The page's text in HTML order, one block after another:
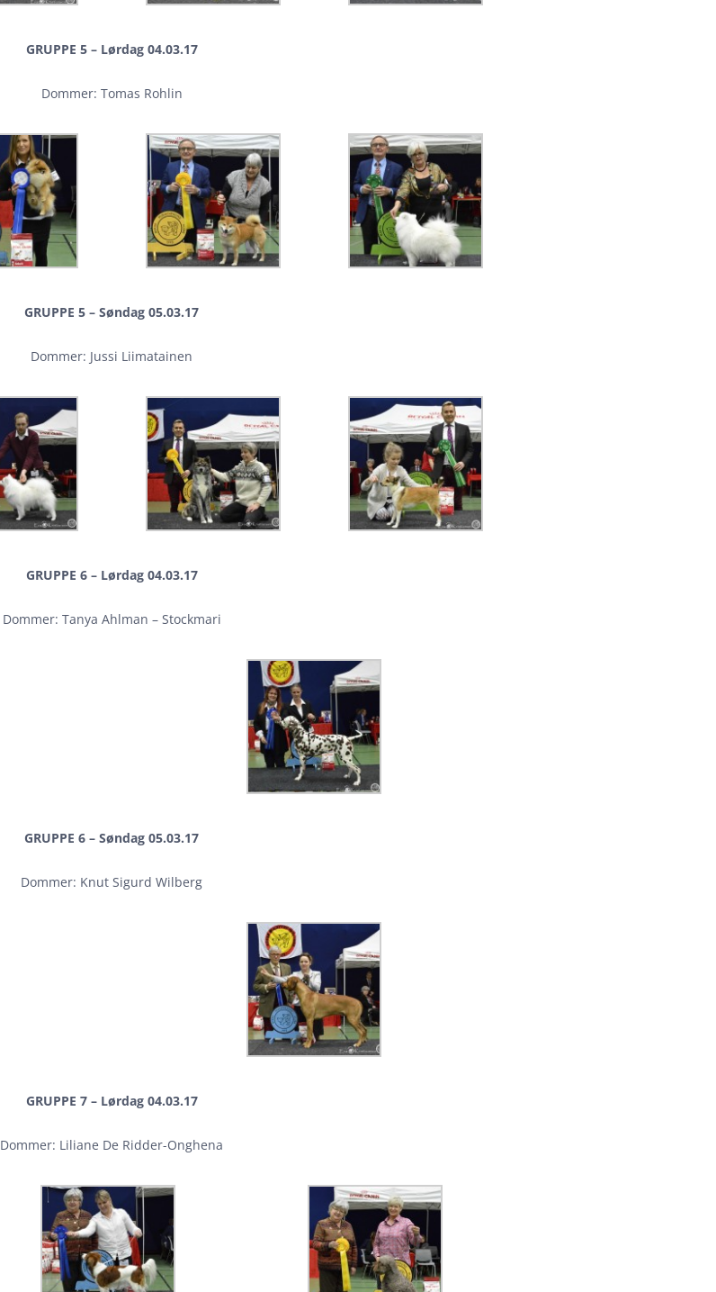
GRUPPE 5 – Lørdag 04.03.17
Dommer: Tomas Rohlin
GRUPPE 5 – Søndag 05.03.17
Dommer: Jussi Liimatainen
GRUPPE 6 – Lørdag 04.03.17
Dommer: Tanya Ahlman – Stockmari
GRUPPE 6 – Søndag 05.03.17
Dommer: Knut Sigurd Wilberg
GRUPPE 7 – Lørdag 04.03.17
Dommer: Liliane De Ridder-Onghena